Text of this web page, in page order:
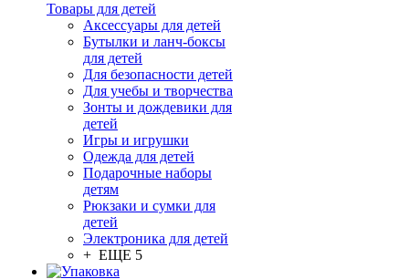
Товары для детей
Аксессуары для детей
Бутылки и ланч-боксы
для детей
Для безопасности детей
Для учебы и творчества
Зонты и дождевики для
детей
Игры и игрушки
Одежда для детей
Подарочные наборы
детям
Рюкзаки и сумки для
детей
Электроника для детей
+ ЕЩЕ 5